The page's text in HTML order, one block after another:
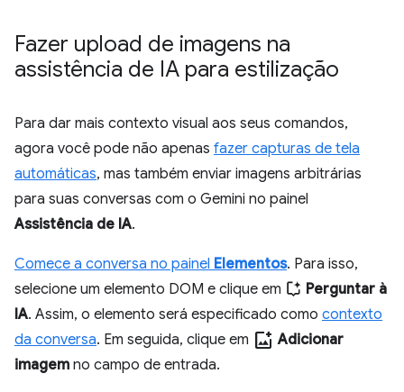
Fazer upload de imagens na
assistência de IA para estilização
Para dar mais contexto visual aos seus comandos,
agora você pode não apenas fazer capturas de tela
automáticas, mas também enviar imagens arbitrárias
para suas conversas com o Gemini no painel
Assistência de IA.
Comece a conversa no painel Elementos. Para isso,
selecione um elemento DOM e clique em
Perguntar à
IA. Assim, o elemento será especificado como contexto
da conversa. Em seguida, clique em add_photo_alternate Adicionar
imagem no campo de entrada.